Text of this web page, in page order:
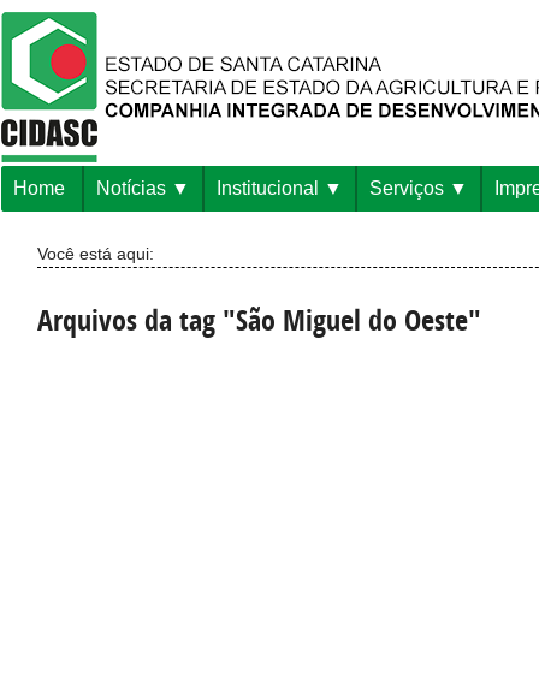
Home Notícias Institucional Serviços
Você está aqui:
Arquivos da tag "São Miguel do Oeste"